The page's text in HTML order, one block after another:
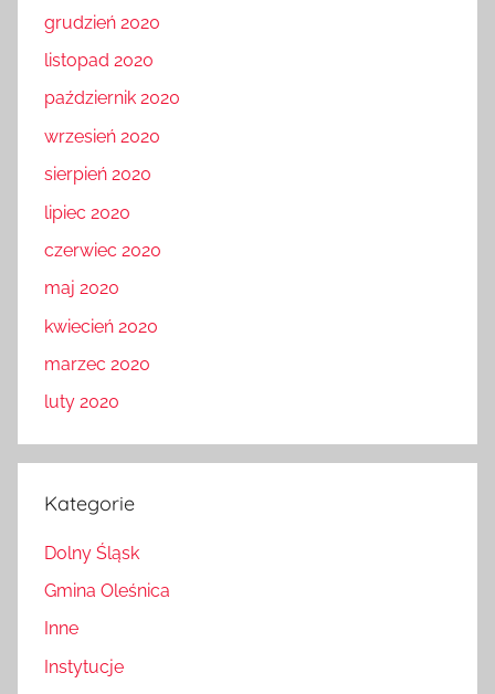
grudzień 2020
listopad 2020
październik 2020
wrzesień 2020
sierpień 2020
lipiec 2020
czerwiec 2020
maj 2020
kwiecień 2020
marzec 2020
luty 2020
Kategorie
Dolny Śląsk
Gmina Oleśnica
Inne
Instytucje